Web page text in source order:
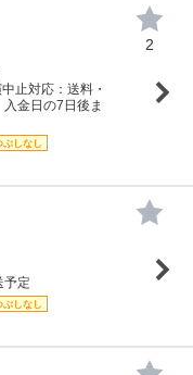
止対応：送料・
金日の7日後ま
ぶしなし
2
予定
ぶしなし